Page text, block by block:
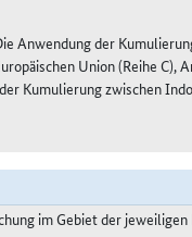
Anwendung der
Union (Reihe C),
Kumulierung zwischen
im Gebiet der